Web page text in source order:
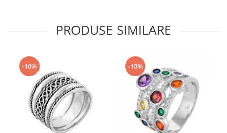
PRODUSE SIMILARE
-10% -10%